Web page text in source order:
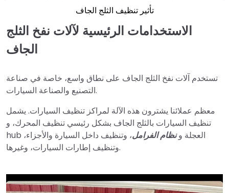
تأثير تنظيف الثلج الجاف
الاستخدامات الرئيسية لآلات نفخ الثلج
الجاف
تستخدم آلات نفخ الثلج الجاف على نطاق واسع، خاصة في صناعة
التصنيع والصناعة السيارات.
معظم عملائنا يشترون هذه الآلة لمراكز تنظيف السيارات. يشمل
تنظيف السيارات بالثلج الجاف بشكل رئيسي تنظيف المحرك، و
hub العجلة ونظام الفرامل، وتنظيف داخل السيارة والأجزاء،
وتنظيف إطارات السيارات، وغيرها.